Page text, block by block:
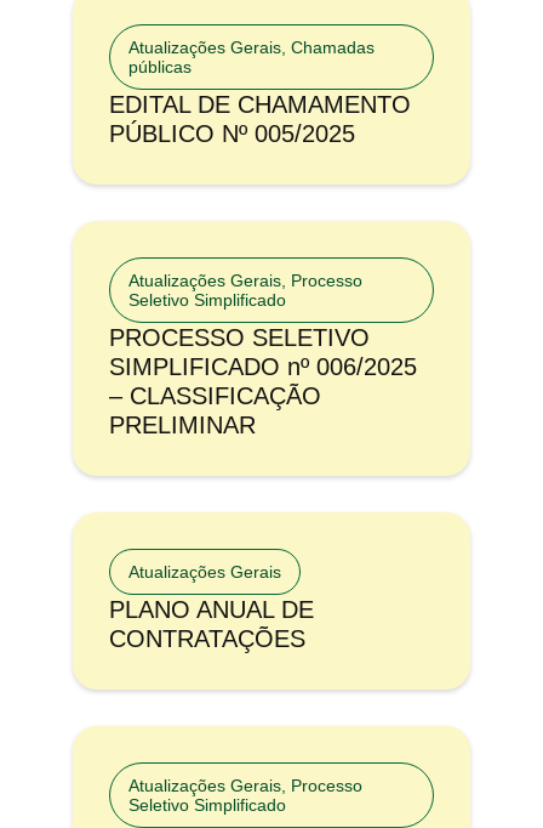
Atualizações Gerais, Chamadas
públicas
EDITAL DE CHAMAMENTO
PÚBLICO Nº 005/2025
Atualizações Gerais, Processo
Seletivo Simplificado
PROCESSO SELETIVO
SIMPLIFICADO nº 006/2025
– CLASSIFICAÇÃO
PRELIMINAR
Atualizações Gerais
PLANO ANUAL DE
CONTRATAÇÕES
Atualizações Gerais, Processo
Seletivo Simplificado